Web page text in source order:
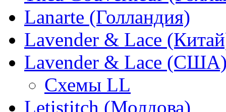
Lanarte (Голландия)
Lavender & Lace
Lavender & Lace
Схемы LL
Letistitch (Молдова)